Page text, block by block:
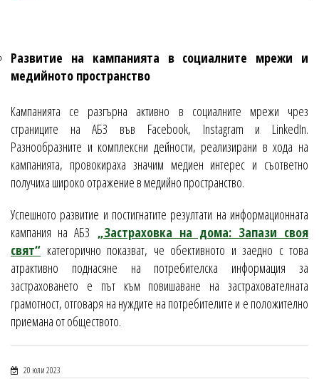
Развитие на кампанията в социалните мрежи и
медийното пространство
Кампанията се разгърна активно в социалните мрежи чрез
страниците на АБЗ във Facebook, Instagram и LinkedIn.
Разнообразните и комплексни дейности, реализирани в хода на
кампанията, провокираха значим медиен интерес и съответно
получиха широко отражение в медийно пространство.
Успешното развитие и постигнатите резултати на информационната
кампания на АБЗ „Застраховка на дома: Запази своя
свят“ категорично показват, че обективното и заедно с това
атрактивно поднасяне на потребителска информация за
застраховането е път към повишаване на застрахователната
грамотност, отговаря на нуждите на потребителите и е положително
приемана от обществото.
20 юли 2023